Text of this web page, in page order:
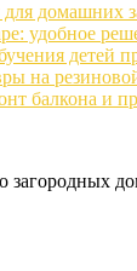
домашних
удобное
детей
на
балкона и